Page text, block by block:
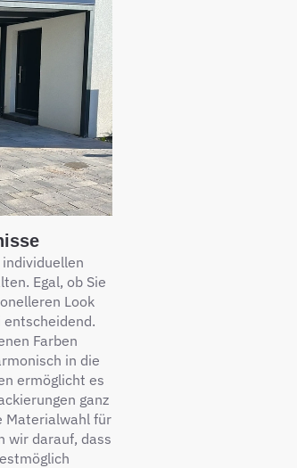
Egal, ob Sie
Look
entscheidend.
Farben
in die
ermöglicht es
ganz
Materialwahl für
wir darauf, dass